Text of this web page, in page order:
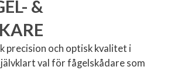
&
precision och optisk kvalitet i
val för fågelskådare som